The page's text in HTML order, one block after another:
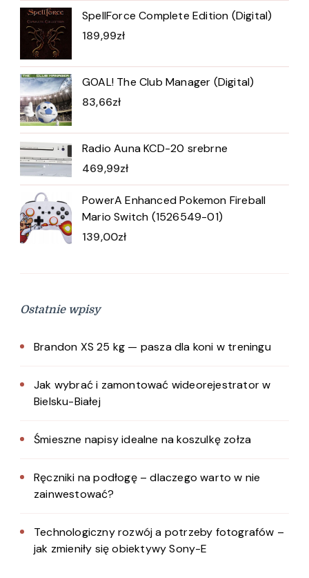
SpellForce Complete Edition (Digital)
189,99zł
GOAL! The Club Manager (Digital)
83,66zł
Radio Auna KCD-20 srebrne
469,99zł
PowerA Enhanced Pokemon Fireball
Mario Switch (1526549-01)
139,00zł
Ostatnie wpisy
Brandon XS 25 kg — pasza dla koni w treningu
Jak wybrać i zamontować wideorejestrator w
Bielsku-Białej
Śmieszne napisy idealne na koszulkę zołza
Ręczniki na podłogę – dlaczego warto w nie
zainwestować?
Technologiczny rozwój a potrzeby fotografów –
jak zmieniły się obiektywy Sony-E